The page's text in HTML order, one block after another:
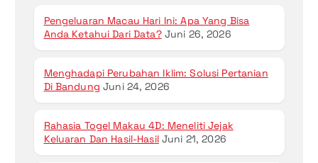
Pengeluaran Macau Hari Ini: Apa Yang Bisa
Anda Ketahui Dari Data? Juni 26, 2026
Menghadapi Perubahan Iklim: Solusi Pertanian
Di Bandung Juni 24, 2026
Rahasia Togel Makau 4D: Meneliti Jejak
Keluaran Dan Hasil-Hasil Juni 21, 2026